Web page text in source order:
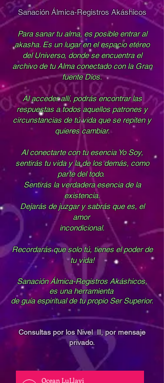
Sanación Álmica-Registros Akáshicos
Para sanar tu alma, es posible entrar al
akasha. Es un lugar en el espacio etéreo
del Universo, donde se encuentra el
archivo de tu Alma conectado con la Gran
fuente Dios.
Al acceder allí, podrás encontrar las
respuestas a todos aquellos patrones y
circunstancias de tú vida que se repiten y
quieres cambiar.
Al conectarte con tu esencia Yo Soy,
sentirás tu vida y la de los demás, como
parte del todo.
Sentirás la verdadera esencia de la
existencia.
Dejarás de juzgar y sabrás que es, el
amor
incondicional.
Recordarás que solo tú, tienes el poder de
tu vida!
Sanación Álmica-Registros Akáshicos,
es una herramienta
de guía espiritual de tu propio Ser Superior.
Consultas por los Nivel II, por mensaje
privado.
Ocean LuLlavi